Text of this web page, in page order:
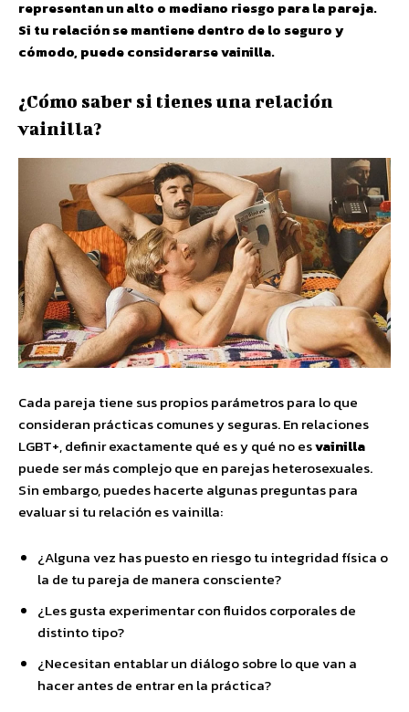
representan un alto o mediano riesgo para la pareja.
Si tu relación se mantiene dentro de lo seguro y
cómodo, puede considerarse vainilla.
¿Cómo saber si tienes una relación
vainilla?
Cada pareja tiene sus propios parámetros para lo que
consideran prácticas comunes y seguras. En relaciones
LGBT+, definir exactamente qué es y qué no esvainilla
puede ser más complejo que en parejas heterosexuales.
Sin embargo, puedes hacerte algunas preguntas para
evaluar si tu relación es vainilla:
¿Alguna vez has puesto en riesgo tu integridad física o
la de tu pareja de manera consciente?
¿Les gusta experimentar con fluidos corporales de
distinto tipo?
¿Necesitan entablar un diálogo sobre lo que van a
hacer antes de entrar en la práctica?